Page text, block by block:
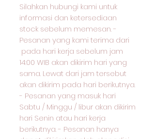
Silahkan hubungi kami untuk
informasi dan ketersediaan
stock sebelum memesan. -
Pesanan yang kami terima dari
pada hari kerja sebelum jam
14:00 WIB akan dikirim hari yang
sama. Lewat dari jam tersebut
akan dikirim pada hari berikutnya.
- Pesanan yang masuk hari
Sabtu / Minggu / libur akan dikirim
hari Senin atau hari kerja
berikutnya. - Pesanan hanya